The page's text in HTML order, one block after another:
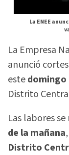
La ENEE
La Empresa
anunció
estedomingo
Distrito
Las labores
de la mañana
Distrito